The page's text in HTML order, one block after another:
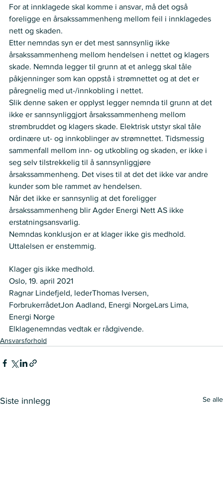
For at innklagede skal komme i ansvar, må det også
foreligge en årsakssammenheng mellom feil i innklagedes
nett og skaden.
Etter nemndas syn er det mest sannsynlig ikke
årsakssammenheng mellom hendelsen i nettet og klagers
skade. Nemnda legger til grunn at et anlegg skal tåle
påkjenninger som kan oppstå i strømnettet og at det er
påregnelig med ut-/innkobling i nettet.
Slik denne saken er opplyst legger nemnda til grunn at det
ikke er sannsynliggjort årsakssammenheng mellom
strømbruddet og klagers skade. Elektrisk utstyr skal tåle
ordinære ut- og innkoblinger av strømnettet. Tidsmessig
sammenfall mellom inn- og utkobling og skaden, er ikke i
seg selv tilstrekkelig til å sannsynliggjøre
årsakssammenheng. Det vises til at det det ikke var andre
kunder som ble rammet av hendelsen.
Når det ikke er sannsynlig at det foreligger
årsakssammenheng blir Agder Energi Nett AS ikke
erstatningsansvarlig.
Nemndas konklusjon er at klager ikke gis medhold.
Uttalelsen er enstemmig.
Klager gis ikke medhold.
Oslo, 19. april 2021
Ragnar Lindefjeld, lederThomas Iversen,
ForbrukerrådetJon Aadland, Energi NorgeLars Lima,
Energi Norge
Elklagenemndas vedtak er rådgivende.
Ansvarsforhold
Siste innlegg Se alle